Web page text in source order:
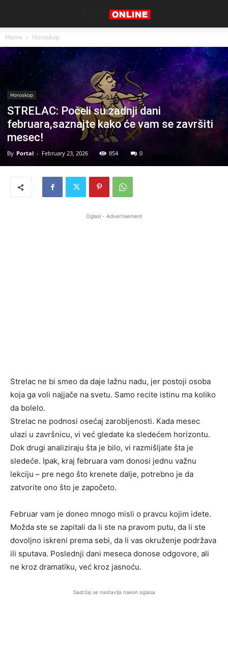
Home Horoskop
Horoskop
STRELAC: Počeli su zadnji dani
februara,saznajte kako će vam se završiti
mesec!
By Portal - February 23, 2026 854 0
Oglasi - Advertisement
Strelac ne bi smeo da daje lažnu nadu, jer postoji osoba
koja ga voli najjače na svetu. Samo recite istinu ma koliko
da bolelo.
Strelac ne podnosi osećaj zarobljenosti. Kada mesec
ulazi u završnicu, vi već gledate ka sledećem horizontu.
Dok drugi analiziraju šta je bilo, vi razmišljate šta je
sledeće. Ipak, kraj februara vam donosi jednu važnu
lekciju – pre nego što krenete dalje, potrebno je da
zatvorite ono što je započeto.
Februar vam je doneo mnogo misli o pravcu kojim idete.
Možda ste se zapitali da li ste na pravom putu, da li ste
dovoljno iskreni prema sebi, da li vas okruženje podržava
ili sputava. Poslednji dani meseca donose odgovore, ali
ne kroz dramatiku, već kroz jasnoću.
Sadržaj se nastavlja nakon oglasa